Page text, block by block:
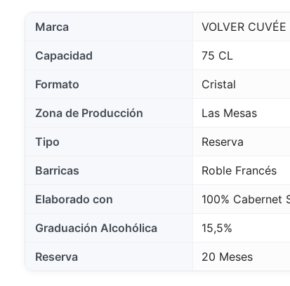
Marca VOLVER
Capacidad 75 CL
Formato Cristal
Zona de Producción Las Mesas
Tipo Reserva
Barricas Roble Francés
Elaborado con 100% Cabernet
Graduación Alcohólica 15,5%
Reserva 20 Meses